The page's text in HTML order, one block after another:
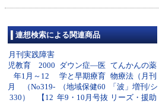
連想検索による関連商品
月刊実践障害
児教育 2000
年1月～12
月 （No319-
330） 【12
ダウン症―医
学と早期療育
（地域保健60
年9・10月号抜
てんかんの薬
物療法（月刊
「波」増刊/シ
リーズ・援助